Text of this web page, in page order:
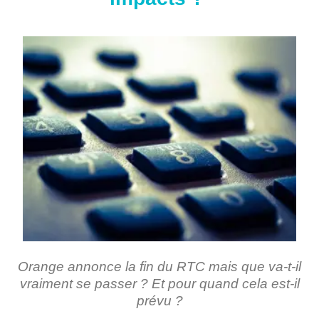
Orange annonce la fin du RTC mais que va-t-il
vraiment se passer ? Et pour quand cela est-il
prévu ?